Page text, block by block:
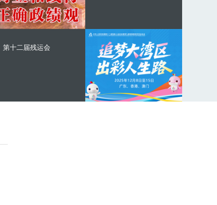
第十二届残运会